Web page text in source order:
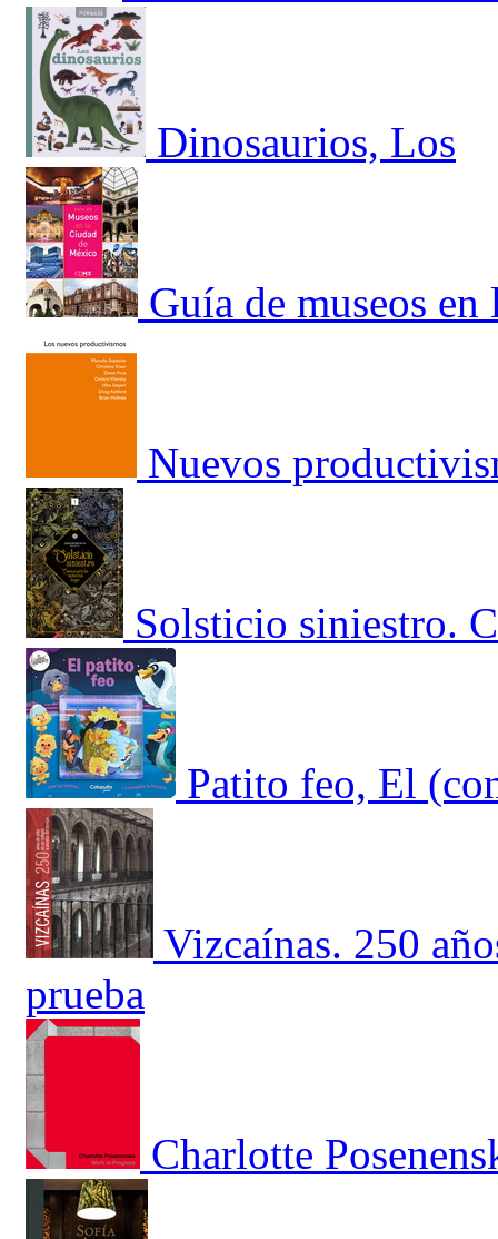
Dinosaurios, Los
Guía de museos
Nuevos
Solsticio siniestro.
Patito feo, El
Vizcaínas. 250
prueba
Charlotte